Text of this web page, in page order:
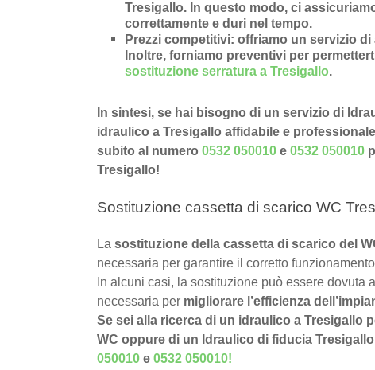
Tresigallo. In questo modo, ci
correttamente e duri nel tempo.
Prezzi competitivi: offriamo un servizio di
Inoltre, forniamo preventivi per
sostituzione serratura a Tresigallo.
In sintesi, se hai bisogno di un servizio di
idraulico a Tresigallo affidabile e
subito al numero 0532 050010 e 0532 050010
Tresigallo!
Sostituzione cassetta di scarico WC
La sostituzione della cassetta di scarico del
necessaria per garantire il corretto
In alcuni casi, la sostituzione può essere dovuta a
necessaria per migliorare l’efficienza
Se sei alla ricerca di un idraulico a Tresigallo
WC oppure di un Idraulico di fiducia
050010 e 0532 050010!